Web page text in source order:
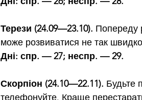
Терези (24.09—23.10). Попереду
може розвиватися не так
Дні: спр. — 27; неспр. — 29.
Скорпіон (24.10—22.11). Будьте
телефонуйте. Краще